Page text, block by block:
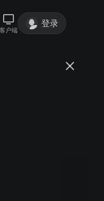
客户端
登录